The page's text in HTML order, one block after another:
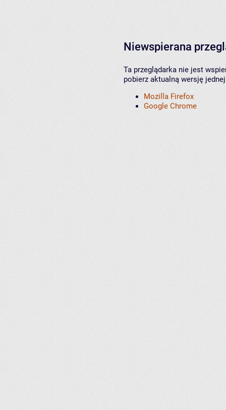
Niewspierana
Ta przeglądarka nie jest
pobierz aktualną wersję
Mozilla Firefox
Google Chrome